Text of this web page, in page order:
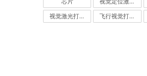
视觉激光打标机 飞行视觉打标系统